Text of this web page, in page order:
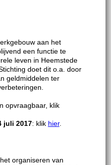
aan het
een functie te
leven in Heemstede
doet dit o.a. door
geldmiddelen ter
opvraagbaar, klik
juli 2017: klik hier.
organiseren van